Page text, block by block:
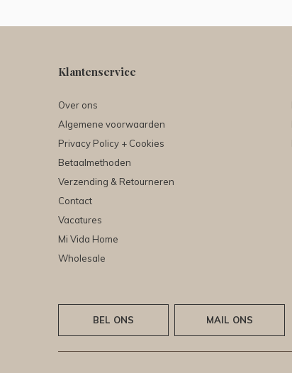
Klantenservice
Over ons
Algemene voorwaarden
Privacy Policy + Cookies
Betaalmethoden
Verzending & Retourneren
Contact
Vacatures
Mi Vida Home
Wholesale
BEL ONS MAIL ONS